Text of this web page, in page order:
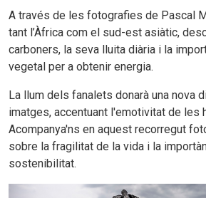
A través de les fotografies de Pascal
tant l’Àfrica com el sud-est asiàtic,
carboners, la seva lluita diària i la
vegetal per a obtenir energia.
La llum dels fanalets donarà una nova
imatges, accentuant l'emotivitat de les
Acompanya'ns en aquest recorregut
sobre la fragilitat de la vida i la
sostenibilitat.